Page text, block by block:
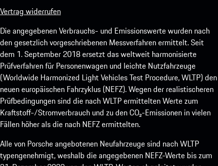
Vertrag widerrufen
Die angegebenen Verbrauchs- und Emissionswerte wurden nach
den gesetzlich vorgeschriebenen Messverfahren ermittelt. Seit
dem 1. September 2018 ersetzt das weltweit harmonisierte
Prüfverfahren für Personenwagen und leichte Nutzfahrzeuge
(Worldwide Harmonized Light Vehicles Test Procedure, WLTP) den
neuen europäischen Fahrzyklus (NEFZ). Wegen der realistischeren
Prüfbedingungen sind die nach WLTP ermittelten Werte zum
Kraftstoff-/Stromverbrauch und zu den CO₂-Emissionen in vielen
Fällen höher als die nach NEFZ ermittelten.
Alle von Porsche angebotenen Neufahrzeuge sind nach WLTP
typengenehmigt, weshalb die angegebenen NEFZ-Werte bis zum